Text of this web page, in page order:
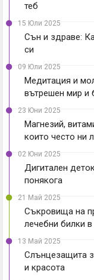
теб
15 Юли 2025
Сън и здраве:
си
09 Юли 2025
Медитация и
вътрешен мир и
23 Юни 2025
Магнезий,
които често ни
02 Юни 2025
Дигитален
понякога
21 Май 2025
Съкровища на
лечебни билки
13 Май 2025
Слънцезащита
и красота